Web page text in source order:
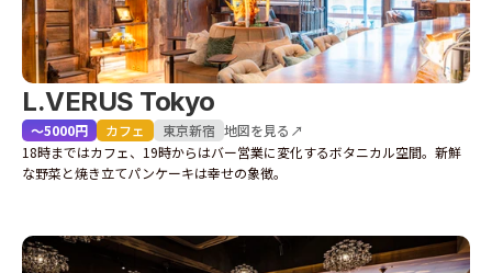
L.VERUS Tokyo
〜5000円 カフェ 東京新宿 地図を見る↗
18時まではカフェ、19時からはバー営業に変化するボタニカル空間。新鮮
な野菜と焼き立てパンケーキは幸せの象徴。